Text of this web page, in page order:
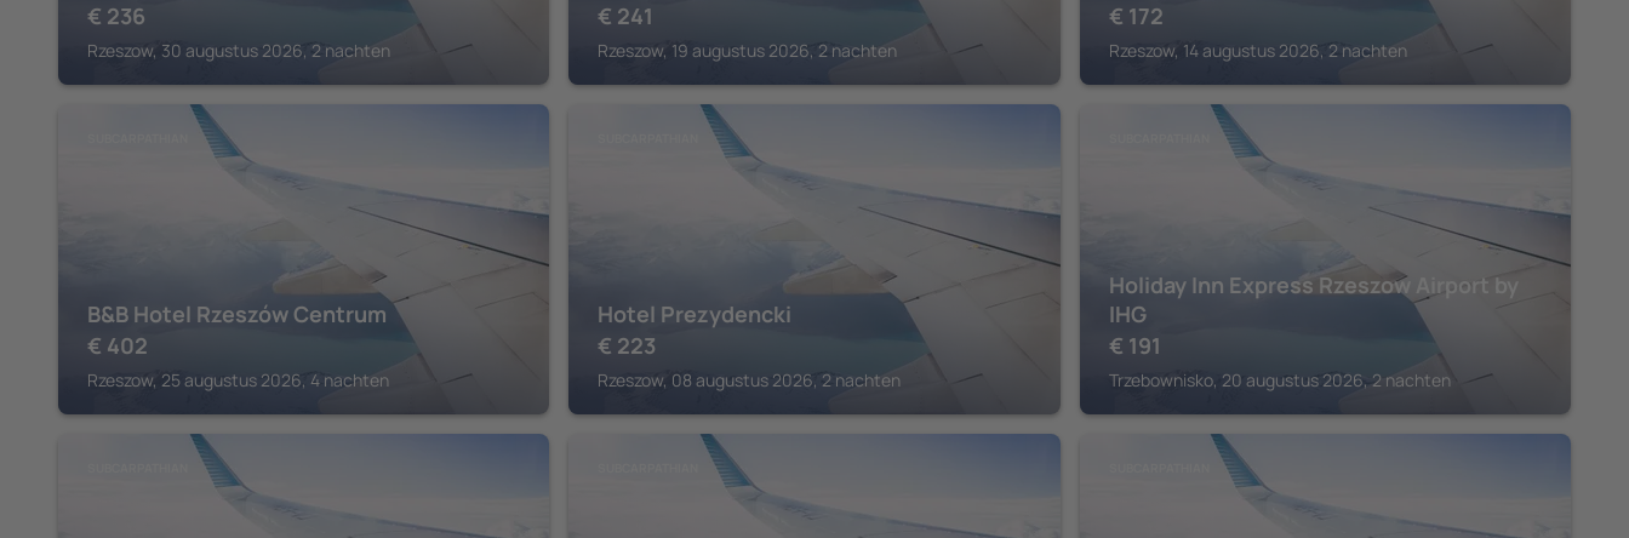
€ 236
Rzeszow, 30 augustus 2026, 2 nachten
€ 241
Rzeszow, 19 augustus 2026, 2 nachten
€ 172
Rzeszow, 14 augustus 2026, 2 nachten
B&B Hotel Rzeszów Centrum
€ 402
Rzeszow, 25 augustus 2026, 4 nachten
Hotel Prezydencki
€ 223
Rzeszow, 08 augustus 2026, 2 nachten
Holiday Inn Express Rzeszow Airport by
IHG
€ 191
Trzebownisko, 20 augustus 2026, 2 nachten